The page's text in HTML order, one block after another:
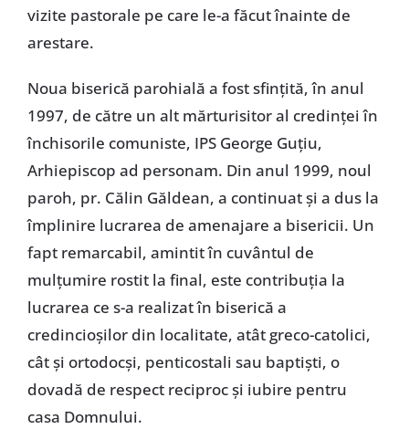
vizite pastorale pe care le-a făcut înainte de
arestare.
Noua biserică parohială a fost sfinţită, în anul
1997, de către un alt mărturisitor al credinţei în
închisorile comuniste, IPS George Guţiu,
Arhiepiscop ad personam. Din anul 1999, noul
paroh, pr. Călin Găldean, a continuat şi a dus la
împlinire lucrarea de amenajare a bisericii. Un
fapt remarcabil, amintit în cuvântul de
mulţumire rostit la final, este contribuţia la
lucrarea ce s-a realizat în biserică a
credincioşilor din localitate, atât greco-catolici,
cât şi ortodocşi, penticostali sau baptişti, o
dovadă de respect reciproc şi iubire pentru
casa Domnului.